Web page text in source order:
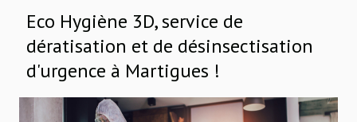
Eco Hygiène 3D, service de
dératisation et de désinsectisation
d'urgence à Martigues !